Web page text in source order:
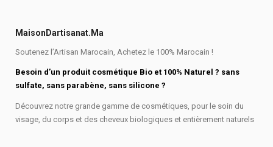
MaisonDartisanat.ma
Soutenez l’Artisan Marocain, Achetez le 100% Marocain !
Besoin d’un produit cosmétique Bio et 100% Naturel ? sans
sulfate, sans parabène, sans silicone ?
Découvrez notre grande gamme de cosmétiques, pour le soin du
visage, du corps et des cheveux biologiques et entièrement naturels